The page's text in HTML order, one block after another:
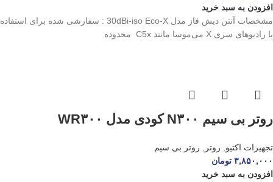
افزودن به سبد خرید
مشخصات آنتن دیش فاز مدل 30dBi-iso Eco-X : سفارشی شده برای استفاده
با رادیوهای سری X می‌موسا مانند C5x محدوده
روتر بی سیم N۳۰۰ کودی مدل WR۳۰۰
تجهیزات اکتیو روتر
روتر بی سیم
۳,۸۵۰,۰۰۰ تومان
افزودن به سبد خرید